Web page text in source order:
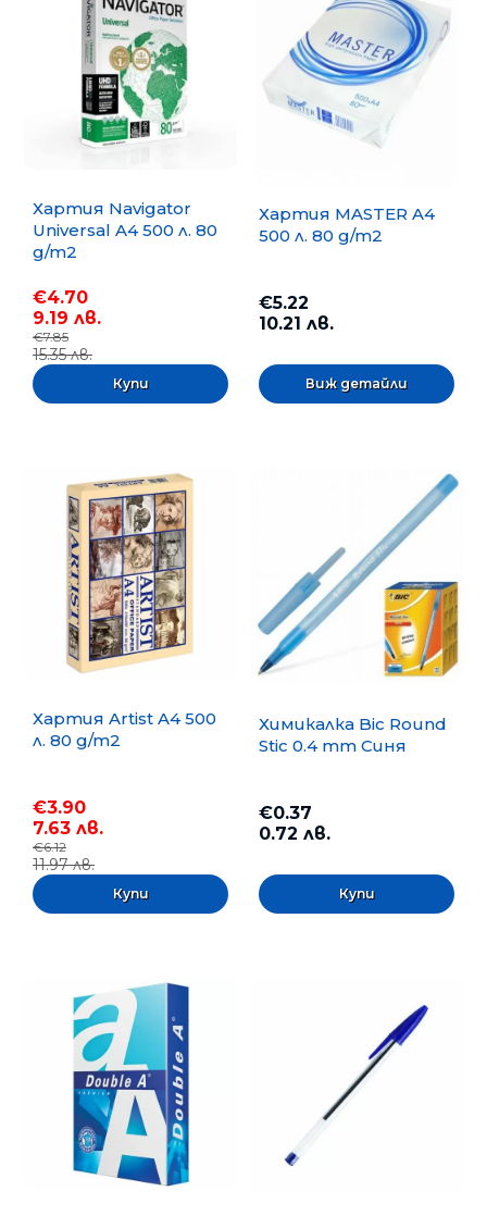
Хартия Navigator
Universal A4 500 л. 80
g/m2
€4.70
9.19 лв.
€7.85
15.35 лв.
Хартия MASTER A4
500 л. 80 g/m2
€5.22
10.21 лв.
Виж детайли
Хартия Artist A4 500
л. 80 g/m2
€3.90
7.63 лв.
€6.12
11.97 лв.
Химикалка Bic Round
Stic 0.4 mm Синя
€0.37
0.72 лв.